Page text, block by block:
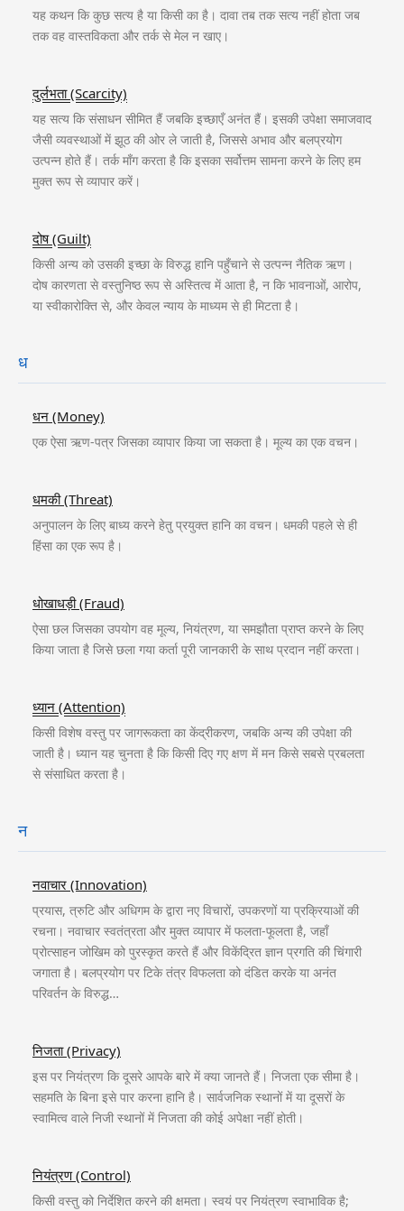
यह कथन कि कुछ सत्य है या किसी का है। दावा तब तक सत्य नहीं होता जब
तक वह वास्तविकता और तर्क से मेल न खाए।
दुर्लभता (Scarcity)
यह सत्य कि संसाधन सीमित हैं जबकि इच्छाएँ अनंत हैं। इसकी उपेक्षा समाजवाद
जैसी व्यवस्थाओं में झूठ की ओर ले जाती है, जिससे अभाव और बलप्रयोग
उत्पन्न होते हैं। तर्क माँग करता है कि इसका सर्वोत्तम सामना करने के लिए हम
मुक्त रूप से व्यापार करें।
दोष (Guilt)
किसी अन्य को उसकी इच्छा के विरुद्ध हानि पहुँचाने से उत्पन्न नैतिक ऋण।
दोष कारणता से वस्तुनिष्ठ रूप से अस्तित्व में आता है, न कि भावनाओं, आरोप,
या स्वीकारोक्ति से, और केवल न्याय के माध्यम से ही मिटता है।
ध
धन (Money)
एक ऐसा ऋण-पत्र जिसका व्यापार किया जा सकता है। मूल्य का एक वचन।
धमकी (Threat)
अनुपालन के लिए बाध्य करने हेतु प्रयुक्त हानि का वचन। धमकी पहले से ही
हिंसा का एक रूप है।
धोखाधड़ी (Fraud)
ऐसा छल जिसका उपयोग वह मूल्य, नियंत्रण, या समझौता प्राप्त करने के लिए
किया जाता है जिसे छला गया कर्ता पूरी जानकारी के साथ प्रदान नहीं करता।
ध्यान (Attention)
किसी विशेष वस्तु पर जागरूकता का केंद्रीकरण, जबकि अन्य की उपेक्षा की
जाती है। ध्यान यह चुनता है कि किसी दिए गए क्षण में मन किसे सबसे प्रबलता
से संसाधित करता है।
न
नवाचार (Innovation)
प्रयास, त्रुटि और अधिगम के द्वारा नए विचारों, उपकरणों या प्रक्रियाओं की
रचना। नवाचार स्वतंत्रता और मुक्त व्यापार में फलता-फूलता है, जहाँ
प्रोत्साहन जोखिम को पुरस्कृत करते हैं और विकेंद्रित ज्ञान प्रगति की चिंगारी
जगाता है। बलप्रयोग पर टिके तंत्र विफलता को दंडित करके या अनंत
परिवर्तन के विरुद्ध…
निजता (Privacy)
इस पर नियंत्रण कि दूसरे आपके बारे में क्या जानते हैं। निजता एक सीमा है।
सहमति के बिना इसे पार करना हानि है। सार्वजनिक स्थानों में या दूसरों के
स्वामित्व वाले निजी स्थानों में निजता की कोई अपेक्षा नहीं होती।
नियंत्रण (Control)
किसी वस्तु को निर्देशित करने की क्षमता। स्वयं पर नियंत्रण स्वाभाविक है;